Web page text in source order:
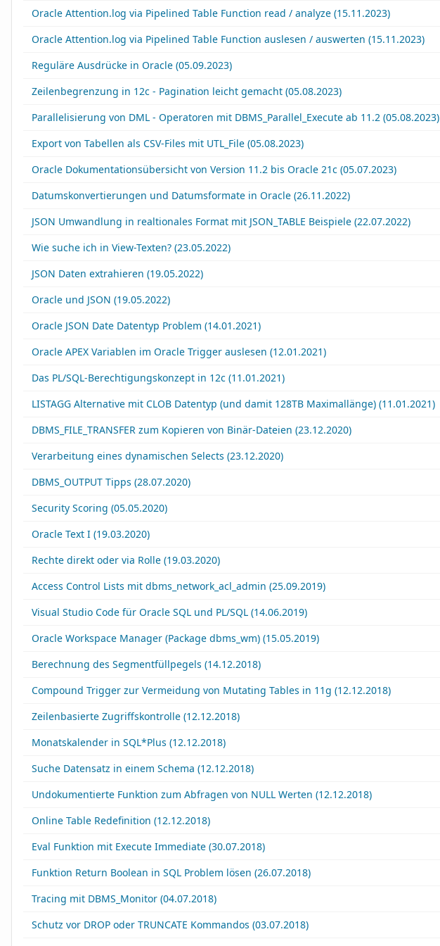
Oracle Attention.log via Pipelined Table Function read / analyze (15.11.2023)
Oracle Attention.log via Pipelined Table Function auslesen / auswerten (15.11.2023)
Reguläre Ausdrücke in Oracle (05.09.2023)
Zeilenbegrenzung in 12c - Pagination leicht gemacht (05.08.2023)
Parallelisierung von DML - Operatoren mit DBMS_Parallel_Execute ab 11.2 (05.08.2023)
Export von Tabellen als CSV-Files mit UTL_File (05.08.2023)
Oracle Dokumentationsübersicht von Version 11.2 bis Oracle 21c (05.07.2023)
Datumskonvertierungen und Datumsformate in Oracle (26.11.2022)
JSON Umwandlung in realtionales Format mit JSON_TABLE Beispiele (22.07.2022)
Wie suche ich in View-Texten? (23.05.2022)
JSON Daten extrahieren (19.05.2022)
Oracle und JSON (19.05.2022)
Oracle JSON Date Datentyp Problem (14.01.2021)
Oracle APEX Variablen im Oracle Trigger auslesen (12.01.2021)
Das PL/SQL-Berechtigungskonzept in 12c (11.01.2021)
LISTAGG Alternative mit CLOB Datentyp (und damit 128TB Maximallänge) (11.01.2021)
DBMS_FILE_TRANSFER zum Kopieren von Binär-Dateien (23.12.2020)
Verarbeitung eines dynamischen Selects (23.12.2020)
DBMS_OUTPUT Tipps (28.07.2020)
Security Scoring (05.05.2020)
Oracle Text I (19.03.2020)
Rechte direkt oder via Rolle (19.03.2020)
Access Control Lists mit dbms_network_acl_admin (25.09.2019)
Visual Studio Code für Oracle SQL und PL/SQL (14.06.2019)
Oracle Workspace Manager (Package dbms_wm) (15.05.2019)
Berechnung des Segmentfüllpegels (14.12.2018)
Compound Trigger zur Vermeidung von Mutating Tables in 11g (12.12.2018)
Zeilenbasierte Zugriffskontrolle (12.12.2018)
Monatskalender in SQL*Plus (12.12.2018)
Suche Datensatz in einem Schema (12.12.2018)
Undokumentierte Funktion zum Abfragen von NULL Werten (12.12.2018)
Online Table Redefinition (12.12.2018)
Eval Funktion mit Execute Immediate (30.07.2018)
Funktion Return Boolean in SQL Problem lösen (26.07.2018)
Tracing mit DBMS_Monitor (04.07.2018)
Schutz vor DROP oder TRUNCATE Kommandos (03.07.2018)